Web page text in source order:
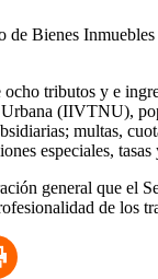
Bienes
tributos y e
(IIVTNU),
multas,
especiales,
general que el
de los